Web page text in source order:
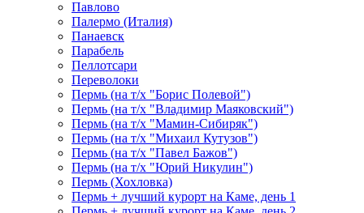
Павлово
Палермо (Италия)
Панаевск
Парабель
Пеллотсари
Переволоки
Пермь (на т/х "Борис Полевой")
Пермь (на т/х "Владимир Маяковский")
Пермь (на т/х "Мамин-Сибиряк")
Пермь (на т/х "Михаил Кутузов")
Пермь (на т/х "Павел Бажов")
Пермь (на т/х "Юрий Никулин")
Пермь (Хохловка)
Пермь + лучший курорт на Каме, день 1